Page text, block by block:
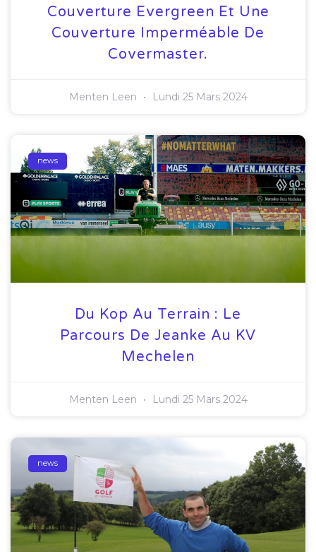
Couverture Evergreen Et Une
Couverture Imperméable De
Covermaster.
Menten Leen Lundi 25 Mars 2024
news
Du Kop Au Terrain : Le
Parcours De Jeanke Au KV
Mechelen
Menten Leen Lundi 25 Mars 2024
news